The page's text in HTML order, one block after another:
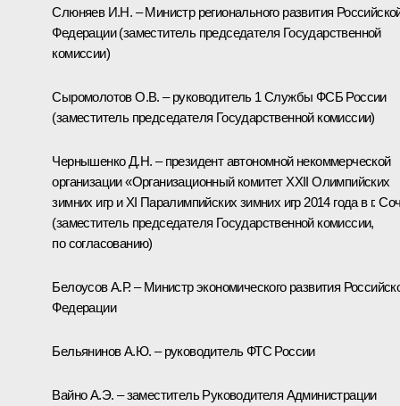
Слюняев И.Н. – Министр регионального развития
Федерации (заместитель председателя Государственной
комиссии)
Сыромолотов О.В. – руководитель 1 Службы ФСБ России
(заместитель председателя Государственной комиссии)
Чернышенко Д.Н. – президент автономной некоммерческой
организации «Организационный комитет XXII Олимпийских
зимних игр и XI Паралимпийских зимних игр 2014 года в г.
(заместитель председателя Государственной комиссии,
по согласованию)
Белоусов А.Р. – Министр экономического развития
Федерации
Бельянинов А.Ю. – руководитель ФТС России
Вайно А.Э. – заместитель Руководителя Администрации